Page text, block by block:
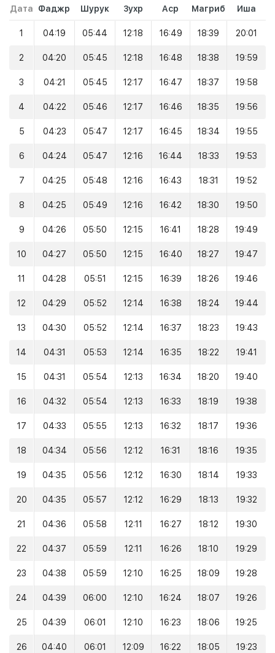
Дата Фаджр Шурук Зухр Аср Магриб Иша
1 04:19 05:44 12:18 16:49 18:39 20:01
2 04:20 05:45 12:18 16:48 18:38 19:59
3 04:21 05:45 12:17 16:47 18:37 19:58
4 04:22 05:46 12:17 16:46 18:35 19:56
5 04:23 05:47 12:17 16:45 18:34 19:55
6 04:24 05:47 12:16 16:44 18:33 19:53
7 04:25 05:48 12:16 16:43 18:31 19:52
8 04:25 05:49 12:16 16:42 18:30 19:50
9 04:26 05:50 12:15 16:41 18:28 19:49
10 04:27 05:50 12:15 16:40 18:27 19:47
11 04:28 05:51 12:15 16:39 18:26 19:46
12 04:29 05:52 12:14 16:38 18:24 19:44
13 04:30 05:52 12:14 16:37 18:23 19:43
14 04:31 05:53 12:14 16:35 18:22 19:41
15 04:31 05:54 12:13 16:34 18:20 19:40
16 04:32 05:54 12:13 16:33 18:19 19:38
17 04:33 05:55 12:13 16:32 18:17 19:36
18 04:34 05:56 12:12 16:31 18:16 19:35
19 04:35 05:56 12:12 16:30 18:14 19:33
20 04:35 05:57 12:12 16:29 18:13 19:32
21 04:36 05:58 12:11 16:27 18:12 19:30
22 04:37 05:59 12:11 16:26 18:10 19:29
23 04:38 05:59 12:10 16:25 18:09 19:28
24 04:39 06:00 12:10 16:24 18:07 19:26
25 04:39 06:01 12:10 16:23 18:06 19:25
26 04:40 06:01 12:09 16:22 18:05 19:23